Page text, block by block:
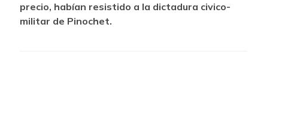
precio, habían resistido a la dictadura civico-
militar de Pinochet.